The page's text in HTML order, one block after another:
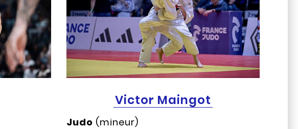
Victor Maingot
Judo (mineur)